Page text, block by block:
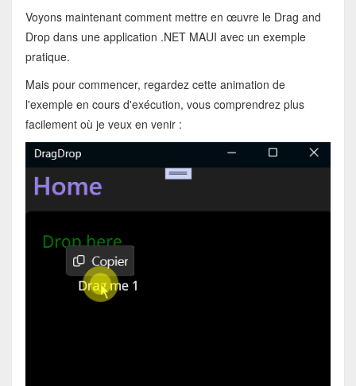
Voyons maintenant comment mettre en œuvre le Drag and
Drop dans une application .NET MAUI avec un exemple
pratique.
Mais pour commencer, regardez cette animation de
l'exemple en cours d'exécution, vous comprendrez plus
facilement où je veux en venir :